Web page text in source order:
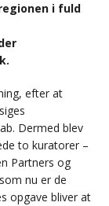
i fuld
efter at
Dermed blev
to kuratorer –
Partners og
nu er de
opgave bliver at